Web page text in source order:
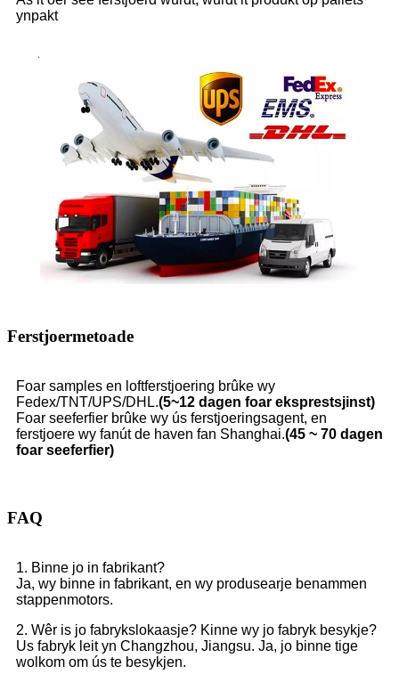
ynpakt
Ferstjoermetoade
Foar samples en loftferstjoering brûke wy
Fedex/TNT/UPS/DHL.(5~12 dagen foar eksprestsjinst)
Foar seeferfier brûke wy ús ferstjoeringsagent, en
ferstjoere wy fanút de haven fan Shanghai.(45 ~ 70 dagen
foar seeferfier)
FAQ
1. Binne jo in fabrikant?
Ja, wy binne in fabrikant, en wy produsearje benammen
stappenmotors.
2. Wêr is jo fabrykslokaasje? Kinne wy ​​jo fabryk besykje?
Us fabryk leit yn Changzhou, Jiangsu. Ja, jo binne tige
wolkom om ús te besykjen.